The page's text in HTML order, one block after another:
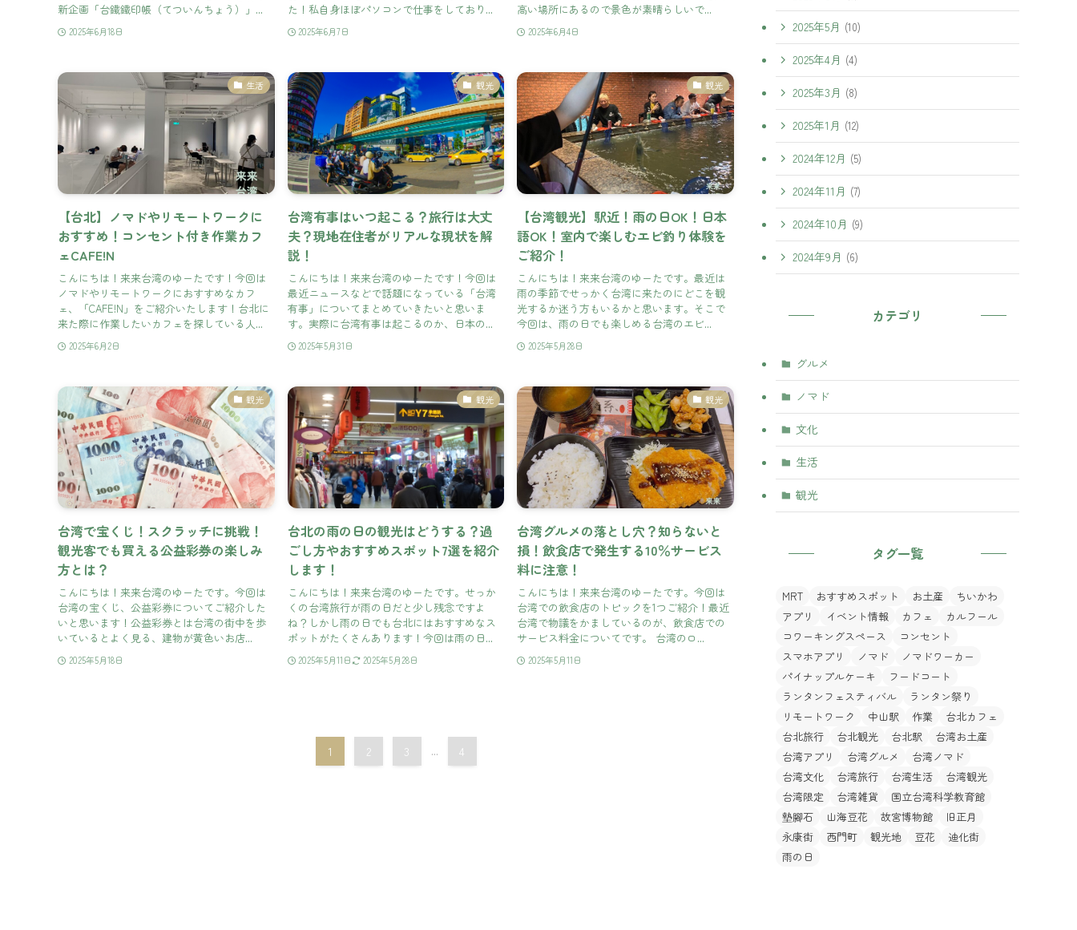
新企画「台鐵鐵印帳（てついんちょう）」...
2025年6月18日
た！私自身ほぼパソコンで仕事をしており...
2025年6月7日
高い場所にあるので景色が素晴らしいで...
2025年6月4日
生活
【台北】ノマドやリモートワークに
おすすめ！コンセント付き作業カフ
ェCAFE!N
こんにちは！来来台湾のゆーたです！今回は
ノマドやリモートワークにおすすめなカフ
ェ、「CAFE!N」をご紹介いたします！台北に
来た際に作業したいカフェを探している人...
2025年6月2日
観光
台湾有事はいつ起こる？旅行は大丈
夫？現地在住者がリアルな現状を解
説！
こんにちは！来来台湾のゆーたです！今回は
最近ニュースなどで話題になっている「台湾
有事」についてまとめていきたいと思いま
す。実際に台湾有事は起こるのか、日本の...
2025年5月31日
観光
【台湾観光】駅近！雨の日OK！日本
語OK！室内で楽しむエビ釣り体験を
ご紹介！
こんにちは！来来台湾のゆーたです。最近は
雨の季節でせっかく台湾に来たのにどこを観
光するか迷う方もいるかと思います。そこで
今回は、雨の日でも楽しめる台湾のエビ...
2025年5月28日
観光
台湾で宝くじ！スクラッチに挑戦！
観光客でも買える公益彩券の楽しみ
方とは？
こんにちは！来来台湾のゆーたです。今回は
台湾の宝くじ、公益彩券についてご紹介した
いと思います！公益彩券とは台湾の街中を歩
いているとよく見る、建物が黄色いお店...
2025年5月18日
観光
台北の雨の日の観光はどうする？過
ごし方やおすすめスポット7選を紹介
します！
こんにちは！来来台湾のゆーたです。せっか
くの台湾旅行が雨の日だと少し残念ですよ
ね？しかし雨の日でも台北にはおすすめなス
ポットがたくさんあります！今回は雨の日...
2025年5月11日 2025年5月28日
観光
台湾グルメの落とし穴？知らないと
損！飲食店で発生する10％サービス
料に注意！
こんにちは！来来台湾のゆーたです。今回は
台湾での飲食店のトピックを1つご紹介！最近
台湾で物議をかましているのが、飲食店での
サービス料金についてです。 台湾のロ...
2025年5月11日
1 2 3 ... 4
2025年5月 (10)
2025年4月 (4)
2025年3月 (8)
2025年1月 (12)
2024年12月 (5)
2024年11月 (7)
2024年10月 (9)
2024年9月 (6)
カテゴリ
グルメ
ノマド
文化
生活
観光
タグ一覧
MRT おすすめスポット お土産
ちいかわ
アプリ
イベント情報 カフェ
カルフール
コワーキングスペース
コンセント
スマホアプリ
ノマド
ノマドワーカー
パイナップルケーキ
フードコート
ランタンフェスティバル
ランタン祭り
リモートワーク
中山駅 作業
台北カフェ
台北旅行
台北観光 台北駅
台湾お土産
台湾アプリ
台湾グルメ
台湾ノマド
台湾文化
台湾旅行 台湾生活
台湾観光
台湾限定
台湾雑貨
国立台湾科学教育館
墊腳石
山海豆花 故宮博物館
旧正月
永康街
西門町 観光地 豆花
迪化街
雨の日